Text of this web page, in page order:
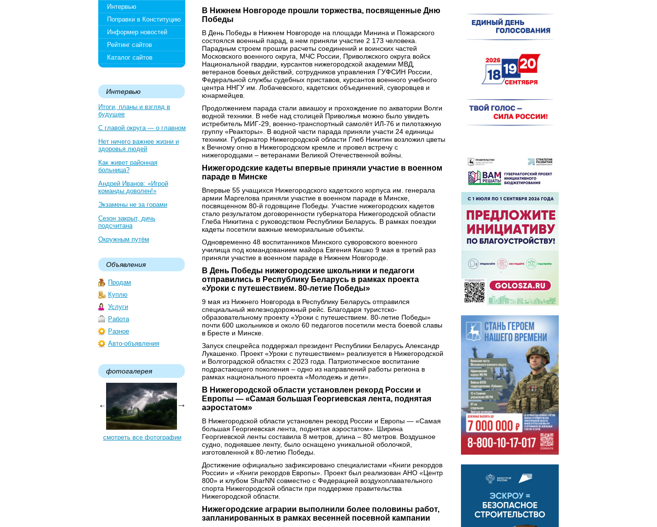
Интервью
Поправки в Конституцию
Информер новостей
Рейтинг сайтов
Каталог сайтов
Интервью
Итоги, планы и взгляд в
будущее
С главой округа — о главном
Нет ничего важнее жизни и
здоровья людей
Как живет районная
больница?
Андрей Иванов: «Игрой
команды доволен!»
Экзамены не за горами
Сезон закрыт, дичь
подсчитана
Окружным путём
Объявления
Продам
Куплю
Услуги
Работа
Разное
Авто-объявления
фотогалерея
смотреть все фотографии
В Нижнем Новгороде прошли торжества, посвященные Дню
Победы
В День Победы в Нижнем Новгороде на площади Минина и Пожарского
состоялся военный парад, в нем приняли участие 2 173 человека.
Парадным строем прошли расчеты соединений и воинских частей
Московского военного округа, МЧС России, Приволжского округа войск
Национальной гвардии, курсантов нижегородской академии МВД,
ветеранов боевых действий, сотрудников управления ГУФСИН России,
Федеральной службы судебных приставов, курсантов военного учебного
центра ННГУ им. Лобачевского, кадетских объединений, суворовцев и
юнармейцев.
Продолжением парада стали авиашоу и прохождение по акватории Волги
водной техники. В небе над столицей Приволжья можно было увидеть
истребитель МИГ-29, военно-транспортный самолёт ИЛ-76 и пилотажную
группу «Реакторы». В водной части парада приняли участи 24 единицы
техники. Губернатор Нижегородской области Глеб Никитин возложил цветы
к Вечному огню в Нижегородском кремле и провел встречу с
нижегородцами – ветеранами Великой Отечественной войны.
Нижегородские кадеты впервые приняли участие в военном
параде в Минске
Впервые 55 учащихся Нижегородского кадетского корпуса им. генерала
армии Маргелова приняли участие в военном параде в Минске,
посвященном 80-й годовщине Победы. Участие нижегородских кадетов
стало результатом договоренности губернатора Нижегородской области
Глеба Никитина с руководством Республики Беларусь. В рамках поездки
кадеты посетили важные мемориальные объекты.
Одновременно 48 воспитанников Минского суворовского военного
училища под командованием майора Евгения Кишко 9 мая в третий раз
приняли участие в военном параде в Нижнем Новгороде.
В День Победы нижегородские школьники и педагоги
отправились в Республику Беларусь в рамках проекта
«Уроки с путешествием. 80-летие Победы»
9 мая из Нижнего Новгорода в Республику Беларусь отправился
специальный железнодорожный рейс. Благодаря туристско-
образовательному проекту «Уроки с путешествием. 80-летие Победы»
почти 600 школьников и около 60 педагогов посетили места боевой славы
в Бресте и Минске.
Запуск спецрейса поддержал президент Республики Беларусь Александр
Лукашенко. Проект «Уроки с путешествием» реализуется в Нижегородской
и Волгоградской областях с 2023 года. Патриотическое воспитание
подрастающего поколения – одно из направлений работы региона в
рамках национального проекта «Молодежь и дети».
В Нижегородской области установлен рекорд России и
Европы — «Самая большая Георгиевская лента, поднятая
аэростатом»
В Нижегородской области установлен рекорд России и Европы — «Самая
большая Георгиевская лента, поднятая аэростатом». Ширина
Георгиевской ленты составила 8 метров, длина – 80 метров. Воздушное
судно, поднявшее ленту, было оснащено уникальной оболочкой,
изготовленной к 80-летию Победы.
Достижение официально зафиксировано специалистами «Книги рекордов
России» и «Книги рекордов Европы». Проект был реализован АНО «Центр
800» и клубом SharNN совместно с Федерацией воздухоплавательного
спорта Нижегородской области при поддержке правительства
Нижегородской области.
Нижегородские аграрии выполнили более половины работ,
запланированных в рамках весенней посевной кампании